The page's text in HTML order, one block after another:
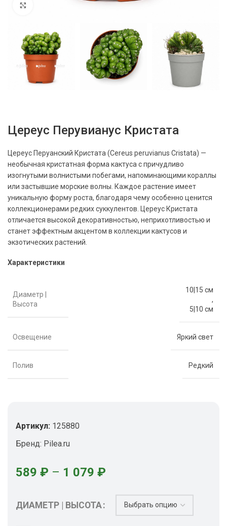
Нажмите, чтобы увеличить
Цереус Перувианус Кристата
Цереус Перуанский Кристата (Cereus peruvianus Cristata) —
необычная кристатная форма кактуса с причудливо
изогнутыми волнистыми побегами, напоминающими кораллы
или застывшие морские волны. Каждое растение имеет
уникальную форму роста, благодаря чему особенно ценится
коллекционерами редких суккулентов. Цереус Кристата
отличается высокой декоративностью, неприхотливостью и
станет эффектным акцентом в коллекции кактусов и
экзотических растений.
Характеристики
Диаметр |
Высота
10|15 см
,
5|10 см
Освещение Яркий свет
Полив Редкий
Артикул: 125880
Бренд: Pilea.ru
589 ₽ – 1 079 ₽
ДИАМЕТР | ВЫСОТА